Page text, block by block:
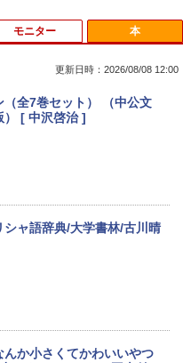
】【あんしん3ヶ月に延長
している30日の保証期間
ーキャンペーンは除く /
型以上 メーカー 富士通 N
中古パソコン デスクトッ
【Windows 10 Pro 64Bit
2.8G/4G/250GB/DVD-R
【 macOS Monterey 12.
モニター
ス 厳選おまかせモニター
ワイド 【HDMI対応 / FULL
ーク デュアルモニター S
FHD VAパネル スピー
F100 2608mr
本
更新日時：2026/08/08 12:00
（全7巻セット） （中公文
） [ 中沢啓治 ]
シャ語辞典/大学書林/古川晴
か小さくてかわいいやつ